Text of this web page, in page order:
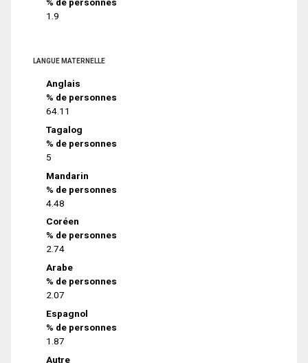
1.9
LANGUE MATERNELLE
Anglais
% de personnes
64.11
Tagalog
% de personnes
5
Mandarin
% de personnes
4.48
Coréen
% de personnes
2.74
Arabe
% de personnes
2.07
Espagnol
% de personnes
1.87
Autre